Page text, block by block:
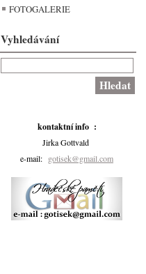
FOTOGALERIE
Vyhledávání
kontaktní info :
Jirka Gottvald
e-mail: gotisek@gmail.com